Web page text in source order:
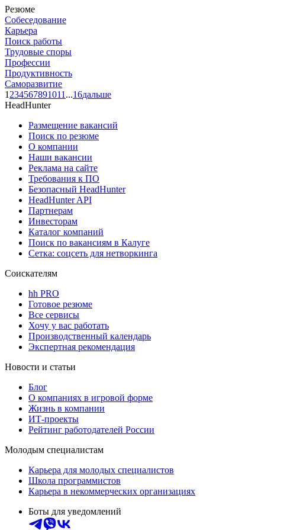
Резюме
Собеседование
Карьера
Поиск работы
Трудовые споры
Профессии
Продуктивность
Саморазвитие
1 234567891011 ...16дальше
HeadHunter
Размещение вакансий
Поиск по резюме
О компании
Наши вакансии
Реклама на сайте
Требования к ПО
Безопасный HeadHunter
HeadHunter API
Партнерам
Инвесторам
Каталог компаний
Поиск по вакансиям в Калуге
Сетка: соцсеть для нетворкинга
Соискателям
hh PRO
Готовое резюме
Все сервисы
Хочу у вас работать
Производственный календарь
Экспертная рекомендация
Новости и статьи
Блог
О компаниях в игровой форме
Жизнь в компании
ИТ-проекты
Рейтинг работодателей России
Молодым специалистам
Карьера для молодых специалистов
Школа программистов
Карьера в некоммерческих организациях
Боты для уведомлений